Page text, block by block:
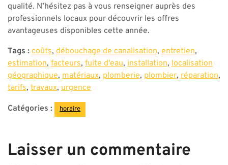
qualité. N’hésitez pas à vous renseigner auprès des
professionnels locaux pour découvrir les offres
avantageuses disponibles cette année.
Tags : coûts, débouchage de canalisation, entretien,
estimation, facteurs, fuite d'eau, installation, localisation
géographique, matériaux, plomberie, plombier, réparation,
tarifs, travaux, urgence
Catégories : horaire
Laisser un commentaire